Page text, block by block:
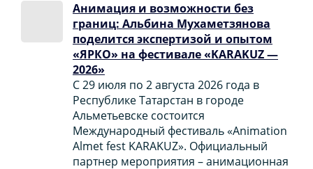
Анимация и возможности без
границ: Альбина Мухаметзянова
поделится экспертизой и опытом
«ЯРКО» на фестивале «KARAKUZ —
2026»
С 29 июля по 2 августа 2026 года в
Республике Татарстан в городе
Альметьевске состоится
Международный фестиваль «Animation
Almet fest KARAKUZ». Официальный
партнер мероприятия – анимационная